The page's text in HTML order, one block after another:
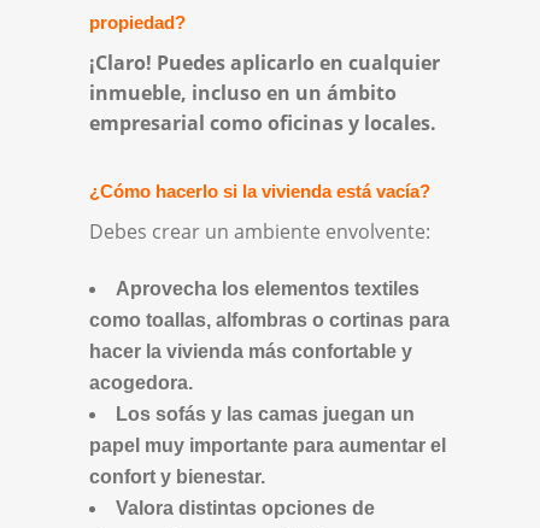
propiedad?
¡Claro! Puedes aplicarlo en cualquier
inmueble, incluso en un ámbito
empresarial como oficinas y locales.
¿Cómo hacerlo si la vivienda está vacía?
Debes crear un ambiente envolvente:
Aprovecha los elementos textiles
como toallas, alfombras o cortinas para
hacer la vivienda más confortable y
acogedora.
Los sofás y las camas juegan un
papel muy importante para aumentar el
confort y bienestar.
Valora distintas opciones de